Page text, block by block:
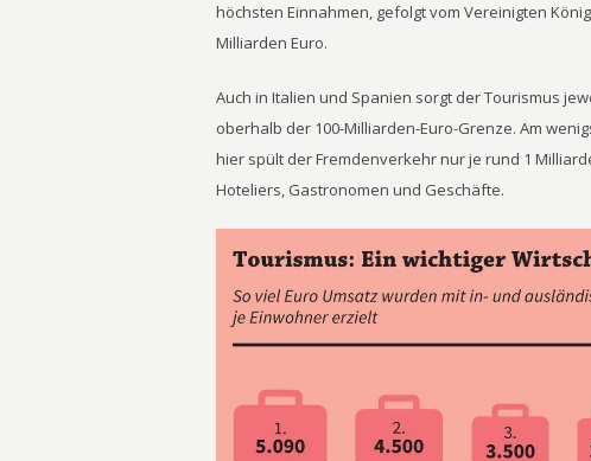
höchsten Einnahmen, gefolgt vom Vereinigten
Milliarden Euro.
Auch in Italien und Spanien sorgt der Tourismus
oberhalb der 100-Milliarden-Euro-Grenze. Am
hier spült der Fremdenverkehr nur je rund 1
Hoteliers, Gastronomen und Geschäfte.